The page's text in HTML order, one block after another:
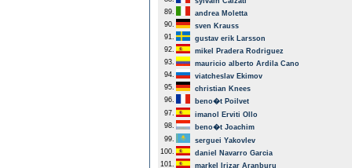
89.
andrea Moletta
90.
sven Krauss
91.
gustav erik Larsson
92.
mikel Pradera Rodriguez
93.
mauricio alberto Ardila Cano
94.
viatcheslav Ekimov
95.
christian Knees
96.
beno�t Poilvet
97.
imanol Erviti Ollo
98.
beno�t Joachim
99.
serguei Yakovlev
100.
daniel Navarro Garcia
101.
markel Irizar Aranburu